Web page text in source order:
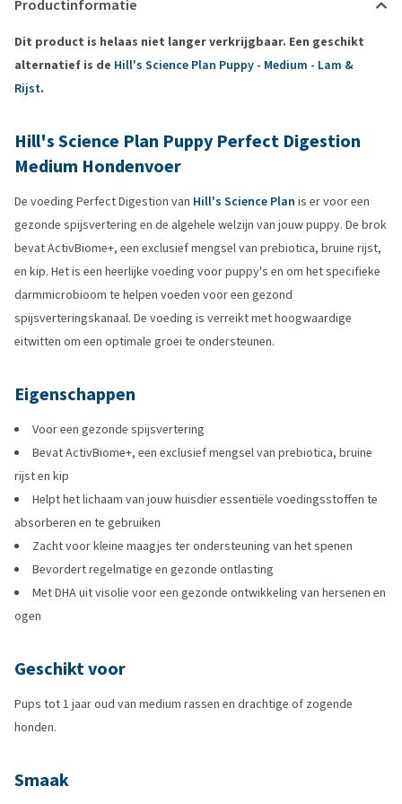
Productinformatie
Dit product is helaas niet langer verkrijgbaar. Een geschikt
alternatief is de Hill's Science Plan Puppy - Medium - Lam &
Rijst.
Hill's Science Plan Puppy Perfect Digestion
Medium Hondenvoer
De voeding Perfect Digestion van Hill's Science Plan is er voor een
gezonde spijsvertering en de algehele welzijn van jouw puppy. De brok
bevat ActivBiome+, een exclusief mengsel van prebiotica, bruine rijst,
en kip. Het is een heerlijke voeding voor puppy's en om het specifieke
darmmicrobioom te helpen voeden voor een gezond
spijsverteringskanaal. De voeding is verreikt met hoogwaardige
eitwitten om een optimale groei te ondersteunen.
Eigenschappen
Voor een gezonde spijsvertering
Bevat ActivBiome+, een exclusief mengsel van prebiotica, bruine
rijst en kip
Helpt het lichaam van jouw huisdier essentiële voedingsstoffen te
absorberen en te gebruiken
Zacht voor kleine maagjes ter ondersteuning van het spenen
Bevordert regelmatige en gezonde ontlasting
Met DHA uit visolie voor een gezonde ontwikkeling van hersenen en
ogen
Geschikt voor
Pups tot 1 jaar oud van medium rassen en drachtige of zogende
honden.
Smaak